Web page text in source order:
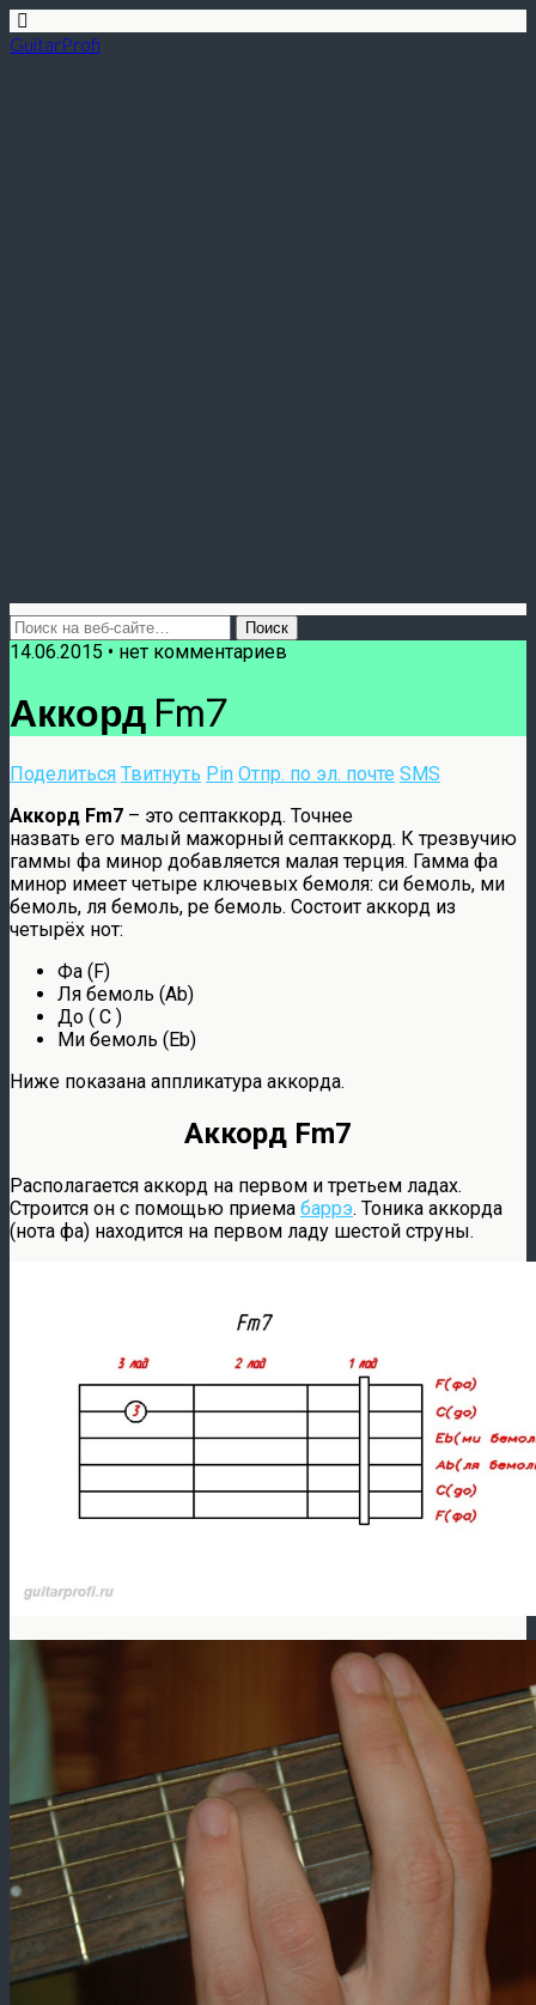
GuitarProfi
14.06.2015 • нет комментариев
Аккорд Fm7
Поделиться Твитнуть Pin Отпр. по эл. почте SMS
Аккорд Fm7 – это септаккорд. Точнее
назвать его малый мажорный септаккорд. К трезвучию
гаммы фа минор добавляется малая терция. Гамма фа
минор имеет четыре ключевых бемоля: си бемоль, ми
бемоль, ля бемоль, ре бемоль. Состоит аккорд из
четырёх нот:
Фа (F)
Ля бемоль (Ab)
До ( C )
Ми бемоль (Eb)
Ниже показана аппликатура аккорда.
Аккорд Fm7
Располагается аккорд на первом и третьем ладах.
Строится он с помощью приема баррэ. Тоника аккорда
(нота фа) находится на первом ладу шестой струны.